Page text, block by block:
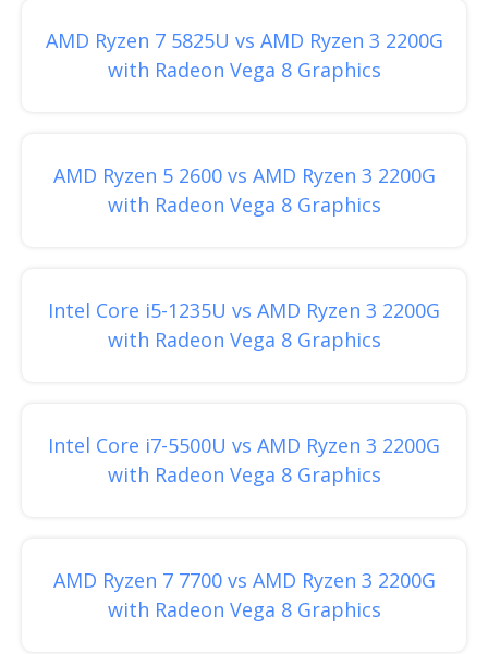
AMD Ryzen 7 5825U vs AMD Ryzen 3 2200G
with Radeon Vega 8 Graphics
AMD Ryzen 5 2600 vs AMD Ryzen 3 2200G
with Radeon Vega 8 Graphics
Intel Core i5-1235U vs AMD Ryzen 3 2200G
with Radeon Vega 8 Graphics
Intel Core i7-5500U vs AMD Ryzen 3 2200G
with Radeon Vega 8 Graphics
AMD Ryzen 7 7700 vs AMD Ryzen 3 2200G
with Radeon Vega 8 Graphics